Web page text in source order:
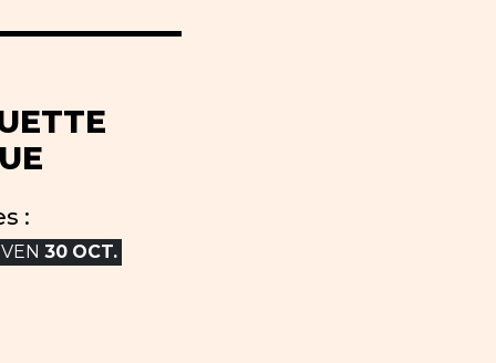
:
VEN 30 OCT.